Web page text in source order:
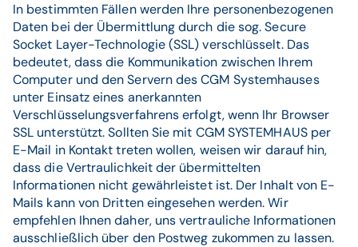
In bestimmten Fällen werden Ihre personenbezogenen
Daten bei der Übermittlung durch die sog. Secure
Socket Layer-Technologie (SSL) verschlüsselt. Das
bedeutet, dass die Kommunikation zwischen Ihrem
Computer und den Servern des CGM Systemhauses
unter Einsatz eines anerkannten
Verschlüsselungsverfahrens erfolgt, wenn Ihr Browser
SSL unterstützt. Sollten Sie mit CGM SYSTEMHAUS per
E-Mail in Kontakt treten wollen, weisen wir darauf hin,
dass die Vertraulichkeit der übermittelten
Informationen nicht gewährleistet ist. Der Inhalt von E-
Mails kann von Dritten eingesehen werden. Wir
empfehlen Ihnen daher, uns vertrauliche Informationen
ausschließlich über den Postweg zukommen zu lassen.